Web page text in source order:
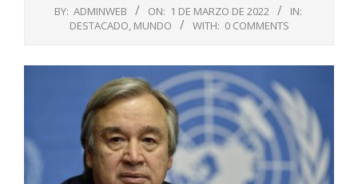
BY: ADMINWEB ON: 1 DE MARZO DE 2022
IN:
DESTACADO, MUNDO WITH: 0 COMMENTS